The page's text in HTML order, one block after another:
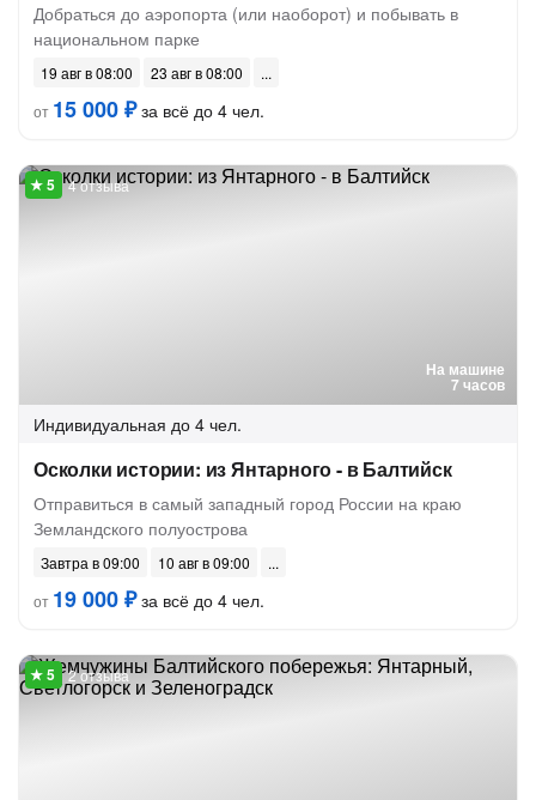
Добраться до аэропорта (или наоборот) и побывать в
национальном парке
19 авг в 08:00
23 авг в 08:00
от 15 000 ₽за всё до 4 чел.
На машине
7 часов
4 отзыва
Индивидуальная до 4 чел.
Осколки истории: из Янтарного - в Балтийск
Отправиться в самый западный город России на краю
Земландского полуострова
Завтра в 09:00
10 авг в 09:00
от 19 000 ₽за всё до 4 чел.
2 отзыва